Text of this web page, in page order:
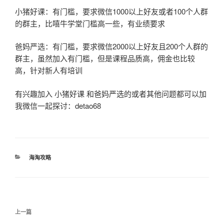
小猪好课：有门槛，要求微信1000以上好友或者100个人群
的群主，比嘻牛学堂门槛高一些，有业绩要求
爸妈严选：有门槛，要求微信2000以上好友且200个人群的
群主，虽然加入有门槛，但是课程品质高，佣金也比较
高，针对新人有培训
有兴趣加入 小猪好课 和爸妈严选的或者其他问题都可以加
我微信一起探讨：detao68
分
海淘攻略
文
上一篇